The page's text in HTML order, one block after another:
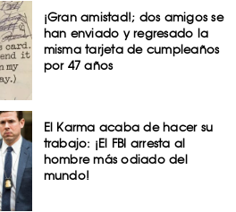
¡Gran amistad!; dos amigos se
han enviado y regresado la
misma tarjeta de cumpleaños
por 47 años
El Karma acaba de hacer su
trabajo: ¡El FBI arresta al
hombre más odiado del
mundo!